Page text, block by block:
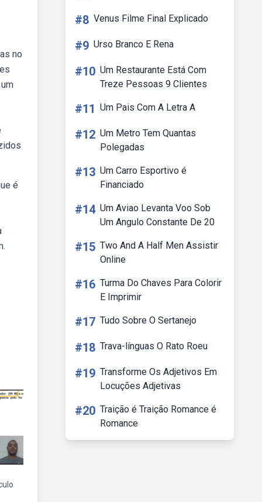
no
é
#8 Venus Filme Final Explicado
#9 Urso Branco E Rena
#10 Um Restaurante Está Com
Treze Pessoas 9 Clientes
#11 Um Pais Com A Letra A
#12 Um Metro Tem Quantas
Polegadas
#13 Um Carro Esportivo é
Financiado
#14 Um Aviao Levanta Voo Sob
Um Angulo Constante De 20
#15 Two And A Half Men Assistir
Online
#16 Turma Do Chaves Para Colorir
E Imprimir
#17 Tudo Sobre O Sertanejo
#18 Trava-línguas O Rato Roeu
#19 Transforme Os Adjetivos Em
Locuções Adjetivas
#20 Traição é Traição Romance é
Romance